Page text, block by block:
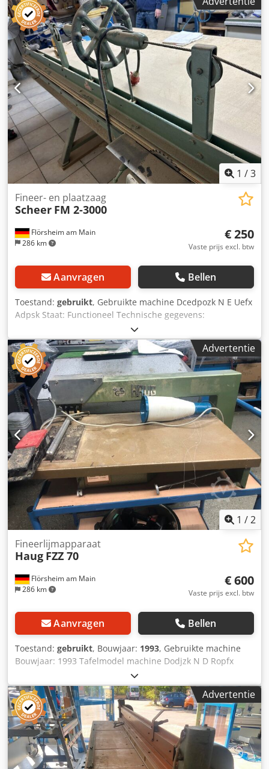
1 /3
Flörsheim am Main
286 km
Fineer- en plaatzaag
Scheer FM 2-3000
€ 250
Vaste prijs excl. btw
Aanvragen Bellen
Toestand: gebruikt, Gebruikte machine Dcedpozk N E Uefx
Adpsk Staat: Functioneel Technische gegevens:
Werklengte: 3000 mm Handwielspanning Vermogen
aggregaat: 2 kW Beschikbaarheid: op korte termijn
Opslaglocatie: Flörsheim
Advertentie
1 /2
Flörsheim am Main
286 km
Fineerlijmapparaat
Haug FZZ 70
€ 600
Vaste prijs excl. btw
Aanvragen Bellen
Toestand: gebruikt, Bouwjaar: 1993, Gebruikte machine
Bouwjaar: 1993 Tafelmodel machine Dodjzk N D Ropfx
Adpjck Het als kleefmedium gebruikte zigzaggaren wordt
van onder aangebracht Automatische dikte- en
tolerantievergoeding voor gemeten fineer Fineer vanaf ca.
120 mm lengte, 35 mm breedte en een dikte van 0,3 - 2
mm Elektrische aansluiting: 230 V Reikwijdte van de
standaard: 700 mm Materiaalaanvoer: ca. 6 m/min
Gewicht: ca. 54 kg Beschikbaarheid: op korte termijn
Opslaglocatie: Flörsheim
Advertentie